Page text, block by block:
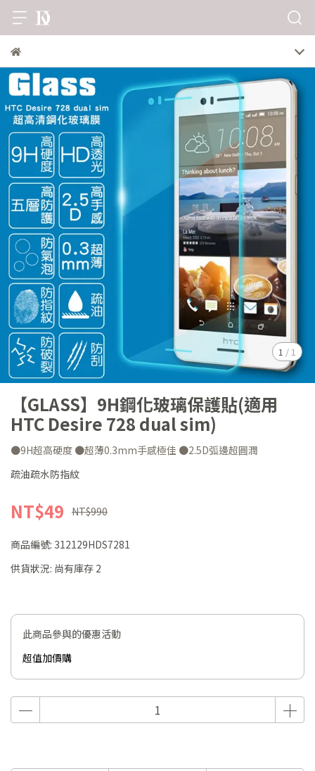
1 / 1
【GLASS】9H鋼化玻璃保護貼(適用
HTC Desire 728 dual sim)
●9H超高硬度 ●超薄0.3mm手感極佳 ●2.5D弧邊超圓潤
疏油疏水防指紋
NT$49 NT$990
商品編號: 312129HDS7281
供貨狀況: 尚有庫存 2
此商品參與的優惠活動
超值加價購